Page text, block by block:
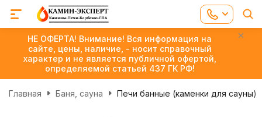
НЕ ОФЕРТА! Внимание! Вся информация на
сайте, цены, наличие, - носит справочный
характер и не является публичной офертой,
определяемой статьей 437 ГК РФ!
Главная Баня, сауна Печи банные (каменки для сауны)